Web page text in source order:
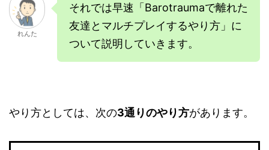
れんた
それでは早速「Barotraumaで離れた
友達とマルチプレイするやり方」に
ついて説明していきます。
やり方としては、次の3通りのやり方があります。